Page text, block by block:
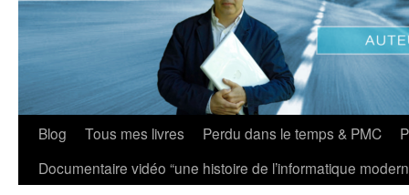
Blog Tous mes livres Perdu dans le temps & PMC
Documentaire vidéo “une histoire de l’informatique